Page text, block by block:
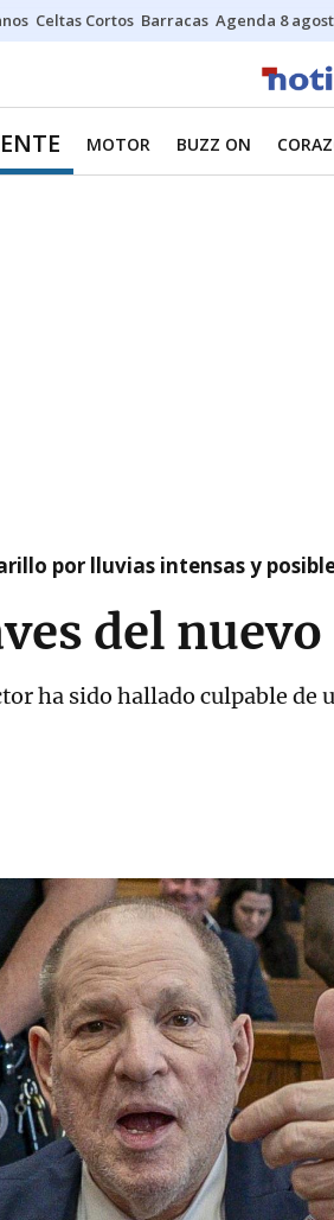
Celtas Cortos Barracas Agenda 8
MOTOR BUZZ ON
por lluvias intensas y
del
ha sido hallado culpable de